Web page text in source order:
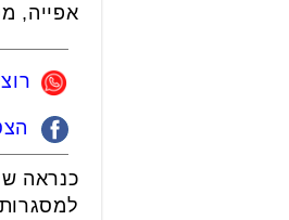
אפייה,
כנראה